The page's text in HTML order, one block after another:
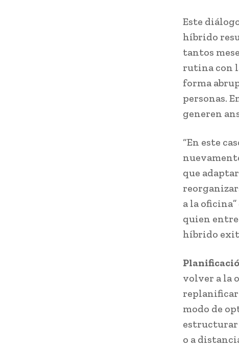
Este
híbrido
tantos
rutina con
forma
personas.
generen
“En este
que
a la
quien
híbrido
volver a la
modo de
estructurar
o a